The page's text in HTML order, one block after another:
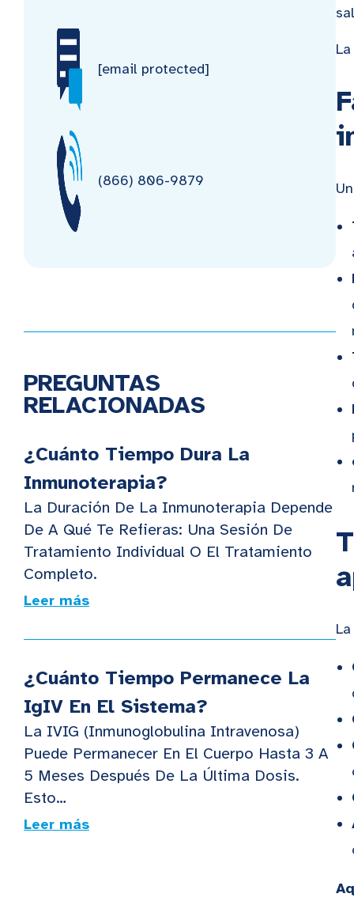
[email protected]
(866) 806-9879
PREGUNTAS
RELACIONADAS
¿Cuánto Tiempo Dura La
Inmunoterapia?
La Duración De La Inmunoterapia Depende
De A Qué Te Refieras: Una Sesión De
Tratamiento Individual O El Tratamiento
Completo.
Leer más
¿Cuánto Tiempo Permanece La
IgIV En El Sistema?
La IVIG (inmunoglobulina Intravenosa)
Puede Permanecer En El Cuerpo Hasta 3 A
5 Meses Después De La Última Dosis.
Esto…
Leer más